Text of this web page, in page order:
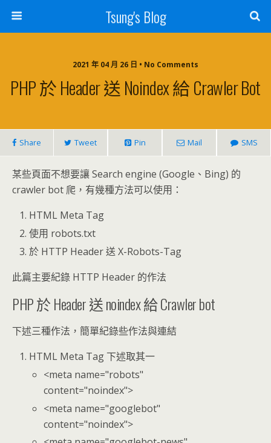
Tsung's Blog
2021 年 04 月 26 日 • No Comments
PHP 於 Header 送 Noindex 給 Crawler Bot
Share Tweet Pin Mail SMS
某些頁面不想要讓 Search engine (Google、Bing) 的
crawler bot 爬，有幾種方法可以使用：
HTML Meta Tag
使用 robots.txt
於 HTTP Header 送 X-Robots-Tag
此篇主要紀錄 HTTP Header 的作法
PHP 於 Header 送 noindex 給 Crawler bot
下述三種作法，簡單紀錄些作法與連結
HTML Meta Tag 下述取其一
<meta name="robots"
content="noindex">
<meta name="googlebot"
content="noindex">